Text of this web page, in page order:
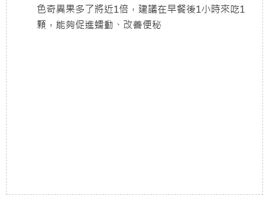
色奇異果多了將近1倍，建議在早餐後1小時來吃1
顆，能夠促進蠕動、改善便秘